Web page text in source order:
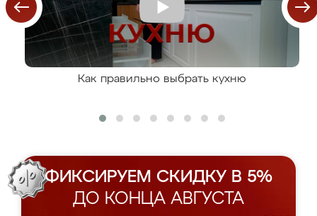
Как правильно выбрать кухню
ФИКСИРУЕМ СКИДКУ В 5%
ДО КОНЦА АВГУСТА